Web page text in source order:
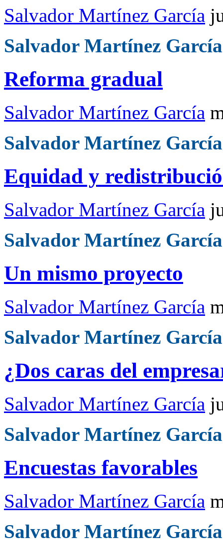
Salvador Martínez García
Salvador Martínez García
Reforma gradual
Salvador Martínez García
Salvador Martínez García
Equidad y
Salvador Martínez García
Salvador Martínez García
Un mismo proyecto
Salvador Martínez García
Salvador Martínez García
¿Dos caras del
Salvador Martínez García
Salvador Martínez García
Encuestas favorables
Salvador Martínez García
Salvador Martínez García